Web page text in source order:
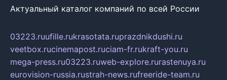
Актуальный каталог компаний по всей России
03223.ruufille.rukrasotata.ruprazdnikdushi.ru
veetbox.rucinemapost.ruciam-fr.rukraft-you.ru
mega-press.ru03223.ruweb-explore.rurastenuya.ru
eurovision-russia.rustrah-news.rufreeride-team.ru